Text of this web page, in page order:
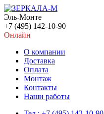
Эль-Монте
+7 (495) 142-10-90
Онлайн
О компании
Доставка
Оплата
Монтаж
Контакты
Наши работы